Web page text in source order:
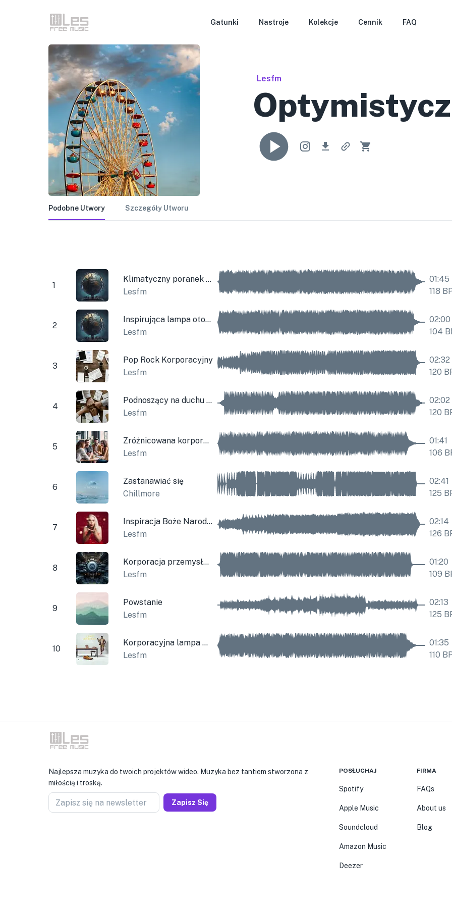
Gatunki Nastroje Kolekcje Cennik FAQ
Lesfm
Podobne Utwory Szczegóły Utworu
1
Klimatyczny poranek firmowy
Lesfm
01:45
118
2
Inspirująca lampa otoczenia
Lesfm
02:00
104
3
Pop Rock Korporacyjny
Lesfm
02:32
120
4
Podnoszący na duchu korporacyjny i inspirujący
Lesfm
02:02
120
5
Zróżnicowana korporacyjna gitara elektryczna
Lesfm
01:41
106
6
Zastanawiać się
Chillmore
02:41
125
7
Inspiracja Boże Narodzenie Motywacyjne Jasny
Lesfm
02:14
126
8
Korporacja przemysłowa
Lesfm
01:20
109
9
Powstanie
Lesfm
02:13
125
10
Korporacyjna lampa wyciszająca do gitary
Lesfm
01:35
110
Najlepsza muzyka do twoich projektów wideo. Muzyka bez tantiem stworzona z
miłością i troską.
Zapisz się na newsletter Zapisz Się
POSŁUCHAJ
Spotify
Apple Music
Soundcloud
Amazon Music
Deezer
FIRMA
FAQs
About us
Blog